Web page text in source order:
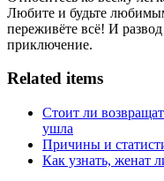
Любите и будьте
переживёте всё! И развод
приключение.
Related items
Стоит ли
ушла
Причины и
Как узнать, женат